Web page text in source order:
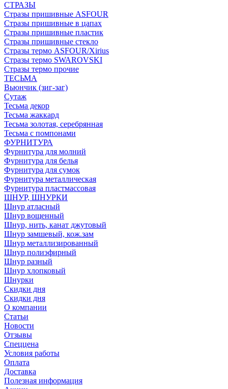
СТРАЗЫ
Стразы пришивные ASFOUR
Стразы пришивные в цапах
Стразы пришивные пластик
Стразы пришивные стекло
Стразы термо ASFOUR/Xirius
Стразы термо SWAROVSKI
Стразы термо прочие
ТЕСЬМА
Вьюнчик (зиг-заг)
Сутаж
Тесьма декор
Тесьма жаккард
Тесьма золотая, серебрянная
Тесьма с помпонами
ФУРНИТУРА
Фурнитура для молний
Фурнитура для белья
Фурнитура для сумок
Фурнитура металлическая
Фурнитура пластмассовая
ШНУР, ШНУРКИ
Шнур атласный
Шнур вощенный
Шнур, нить, канат джутовый
Шнур замшевый, кож.зам
Шнур металлизированный
Шнур полиэфирный
Шнур разный
Шнур хлопковый
Шнурки
Скидки дня
Скидки дня
О компании
Статьи
Новости
Отзывы
Спеццена
Условия работы
Оплата
Доставка
Полезная информация